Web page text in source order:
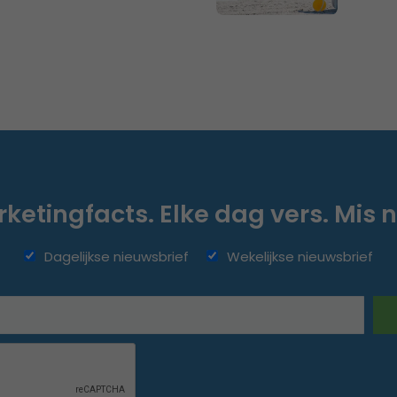
Elke dag vers. Mis
Dagelijkse nieuwsbrief Wekelijkse nieuwsbrief